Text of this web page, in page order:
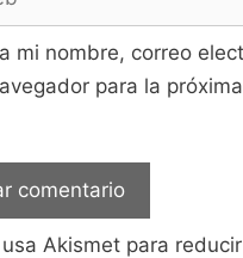
mi nombre, correo
para la
Akismet para